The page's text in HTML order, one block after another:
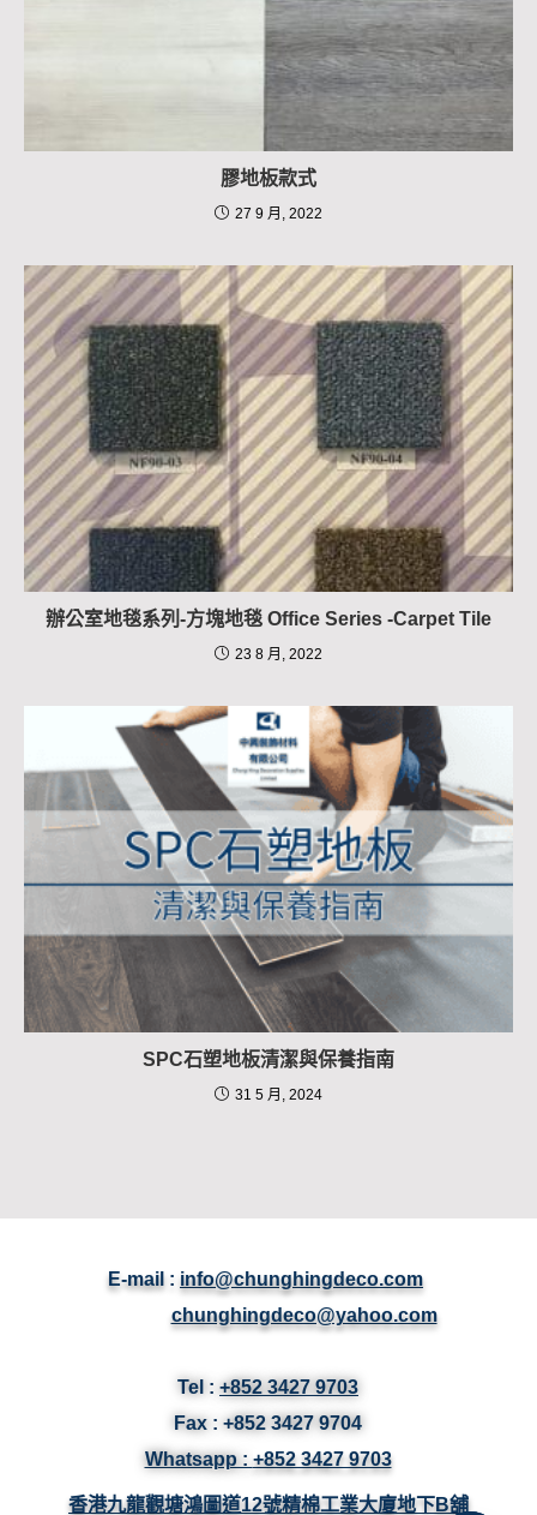
膠地板款式
27 9 月, 2022
辦公室地毯系列-方塊地毯 Office Series -Carpet Tile
23 8 月, 2022
SPC石塑地板清潔與保養指南
31 5 月, 2024
E-mail : info@chunghingdeco.com
chunghingdeco@yahoo.com
Tel : +852 3427 9703
Fax : +852 3427 9704
Whatsapp : +852 3427 9703
香港九龍觀塘鴻圖道12號精棉工業大廈地下B舖